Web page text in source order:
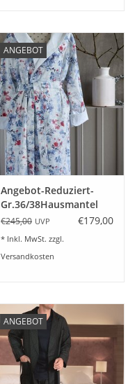
ANGEBOT
Angebot-Reduziert-
Gr.36/38Hausmantel
mit Kapuze Curt Bauer
€245,00 UVP €179,00
* Inkl. MwSt. zzgl.
Versandkosten
ANGEBOT